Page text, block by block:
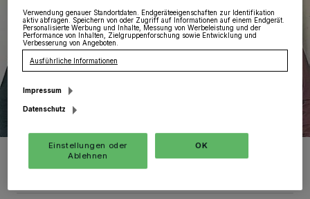
Die Macher der zweiten „Grevenbroicher Kulturnacht“ freuen sich
unter Anderem auf „Musik Böhmer and his Corcertina from
Hell“.Alexandre Zindel und seine Volkszither.
Verwendung genauer Standortdaten. Endgeräteeigenschaften zur Identifikation
aktiv abfragen. Speichern von oder Zugriff auf Informationen auf einem Endgerät.
Personalisierte Werbung und Inhalte, Messung von Werbeleistung und der
Performance von Inhalten, Zielgruppenforschung sowie Entwicklung und
Verbesserung von Angeboten.
Ausführliche Informationen
Impressum
Datenschutz
Einstellungen oder
Ablehnen
OK